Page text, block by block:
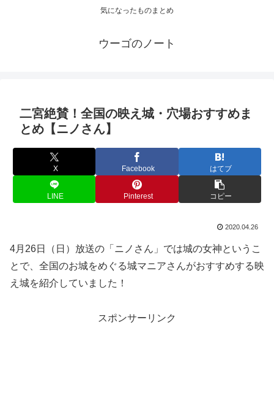
気になったものまとめ
ウーゴのノート
二宮絶賛！全国の映え城・穴場おすすめま
とめ【ニノさん】
X Facebook はてブ
LINE Pinterest コピー
2020.04.26
4月26日（日）放送の「ニノさん」では城の女神というこ
とで、全国のお城をめぐる城マニアさんがおすすめする映
え城を紹介していました！
スポンサーリンク